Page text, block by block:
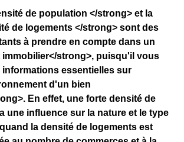
de population </strong> et la
de logements </strong> sont des
à prendre en compte dans un
strong>, puisqu'il vous
essentielles sur
d'un bien
En effet, une forte densité de
une influence sur la nature et le type
la densité de logements est